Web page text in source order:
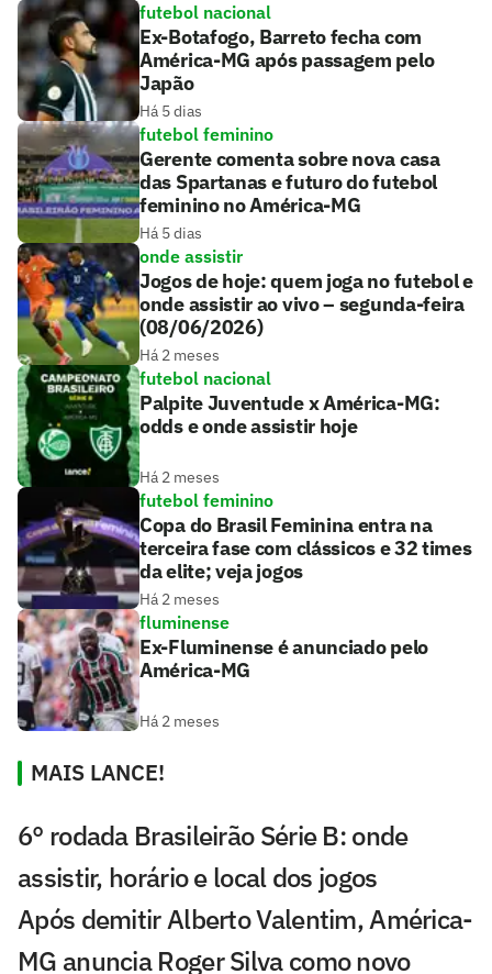
futebol nacional
Ex-Botafogo, Barreto fecha com
América-MG após passagem pelo
Japão
Há 5 dias
futebol feminino
Gerente comenta sobre nova casa
das Spartanas e futuro do futebol
feminino no América-MG
Há 5 dias
onde assistir
Jogos de hoje: quem joga no futebol e
onde assistir ao vivo – segunda-feira
(08/06/2026)
Há 2 meses
futebol nacional
Palpite Juventude x América-MG:
odds e onde assistir hoje
Há 2 meses
futebol feminino
Copa do Brasil Feminina entra na
terceira fase com clássicos e 32 times
da elite; veja jogos
Há 2 meses
fluminense
Ex-Fluminense é anunciado pelo
América-MG
Há 2 meses
MAIS LANCE!
6° rodada Brasileirão Série B: onde
assistir, horário e local dos jogos
Após demitir Alberto Valentim, América-
MG anuncia Roger Silva como novo